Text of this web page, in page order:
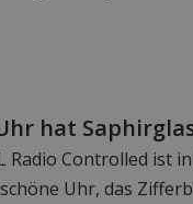
hat
Radio Controlled ist
Uhr, das